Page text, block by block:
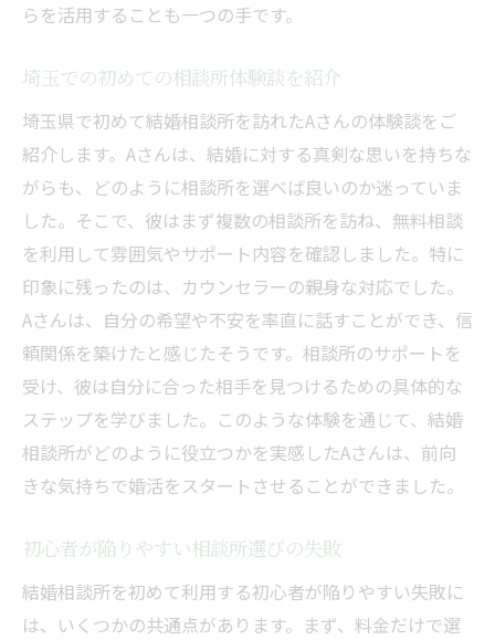
らを活用することも一つの手です。
埼玉での初めての相談所体験談を紹介
埼玉県で初めて結婚相談所を訪れたAさんの体験談をご
紹介します。Aさんは、結婚に対する真剣な思いを持ちな
がらも、どのように相談所を選べば良いのか迷っていま
した。そこで、彼はまず複数の相談所を訪ね、無料相談
を利用して雰囲気やサポート内容を確認しました。特に
印象に残ったのは、カウンセラーの親身な対応でした。
Aさんは、自分の希望や不安を率直に話すことができ、信
頼関係を築けたと感じたそうです。相談所のサポートを
受け、彼は自分に合った相手を見つけるための具体的な
ステップを学びました。このような体験を通じて、結婚
相談所がどのように役立つかを実感したAさんは、前向
きな気持ちで婚活をスタートさせることができました。
初心者が陥りやすい相談所選びの失敗
結婚相談所を初めて利用する初心者が陥りやすい失敗に
は、いくつかの共通点があります。まず、料金だけで選